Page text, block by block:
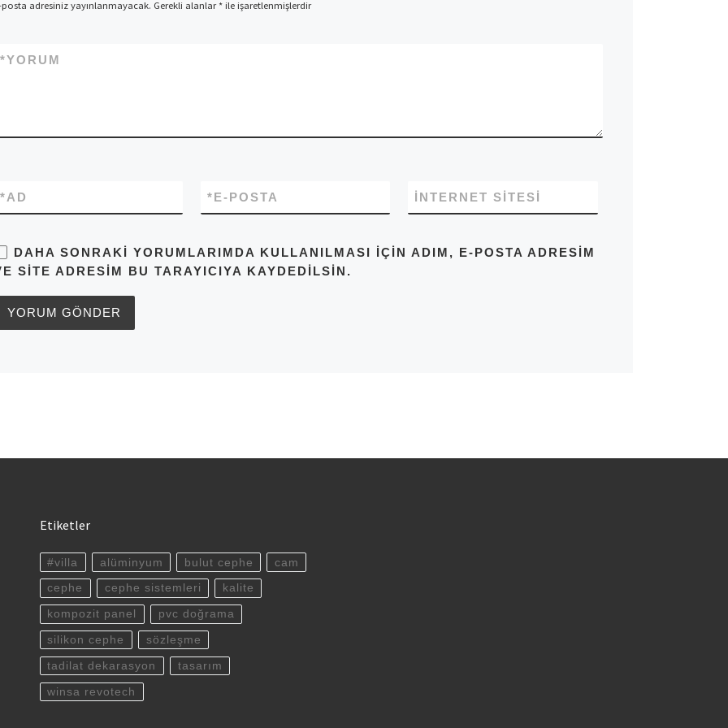
posta adresiniz yayınlanmayacak. Gerekli alanlar*ile işaretlenmişlerdir
YORUM
*
AD
* E-POSTA
* İNTERNET SITESI
DAHA SONRAKI YORUMLARIMDA KULLANILMASI IÇIN ADIM, E-POSTA ADRESIM
SITE ADRESIM BU TARAYICIYA KAYDEDILSIN.
Etiketler
#villa alüminyum bulut cephe cam
cephe cephe sistemleri kalite
kompozit panel pvc doğrama
silikon cephe sözleşme
tadilat dekarasyon tasarım
winsa revotech